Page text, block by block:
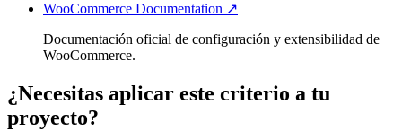
WooCommerce Documentation ↗
Documentación oficial de configuración y extensibilidad de
WooCommerce.
¿Necesitas aplicar este criterio a tu
proyecto?